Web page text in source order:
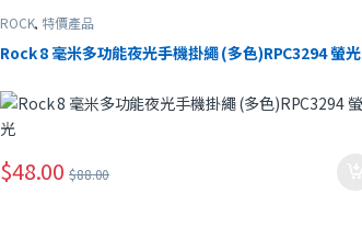
ROCK, 特價產品
Rock 8 毫米多功能夜光手機掛繩 (多色)RPC3294 螢光
$48.00 $88.00